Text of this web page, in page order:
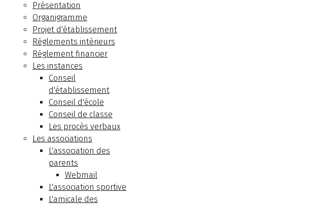
Présentation
Organigramme
Projet d'établissement
Réglements intérieurs
Réglement financier
Les instances
Conseil
d'établissement
Conseil d'école
Conseil de classe
Les procès verbaux
Les associations
L'association des
parents
Webmail
L'association sportive
L'amicale des